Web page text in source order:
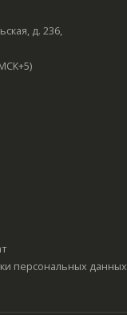
д. 236,
персональных данных